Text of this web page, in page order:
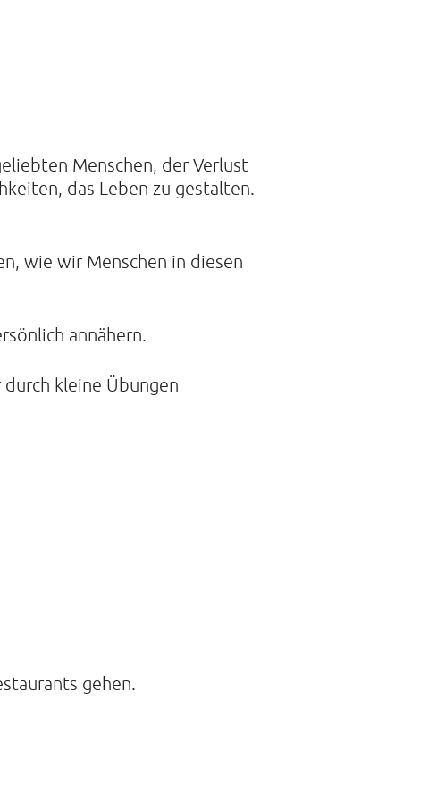
Menschen, der Verlust
das Leben zu gestalten.
wie wir Menschen in diesen
annähern.
kleine Übungen
gehen.